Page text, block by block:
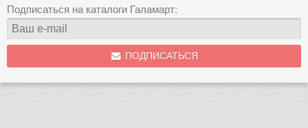
Подписаться на каталоги Галамарт:
ПОДПИСАТЬСЯ